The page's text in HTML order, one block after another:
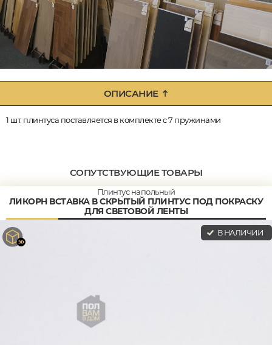
ОПИСАНИЕ
1 шт. плинтуса поставляется в комплекте с 7 пружинами
СОПУТСТВУЮЩИЕ ТОВАРЫ
Плинтус напольный
ЛИКОРН ВСТАВКА В СКРЫТЫЙ ПЛИНТУС ПОД ПОКРАСКУ
ДЛЯ СВЕТОВОЙ ЛЕНТЫ
В НАЛИЧИИ